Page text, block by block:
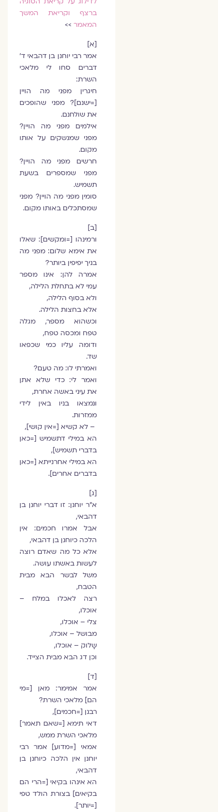
ברצף וקריאת המשך
המאמר>>
[א]
אמר רבי יוחנן בן דהבאי ד'
דברים סחו לי מלאכי
השרת:
חיגרין מפני מה הויין
[=ישנם]? מפני שהופכים
את שולחנם.
אילמים מפני מה הויין?
מפני שמנשקים על אותו
מקום.
חרשים מפני מה הויין?
מפני שמספרים בשעת
תשמיש.
סומין מפני מה הויין? מפני
שמסתכלים באותו מקום.
[ב]
ורמינהו [=ומקשים]: שאלו
את אימא שלום: מפני מה
בניך יפיפין ביותר?
אמרה להן: אינו מספר
עמי לא בתחלת הלילה,
ולא בסוף הלילה,
אלא בחצות הלילה.
וכשהוא מספר, מגלה
טפח ומכסה טפח,
ודומה עליו כמי שכפאו
שד.
ואמרתי לו: מה טעם?
ואמר לי: כדי שלא אתן
את עיני באשה אחרת,
ונמצאו בניו באין לידי
ממזרות.
– לא קשיא [=אין קושי],
הא במילי דתשמיש [=כאן
בדברי תשמיש],
הא במילי אחרנייתא [=כאן
בדברים אחרים].
[ג]
א"ר יוחנן: זו דברי יוחנן בן
דהבאי,
אבל אמרו חכמים: אין
הלכה כיוחנן בן דהבאי,
אלא כל מה שאדם רוצה
לעשות באשתו עושה.
משל לבשר הבא מבית
הטבח,
רצה לאכלו במלח –
אוכלו,
צלי – אוכלו,
מבושל – אוכלו,
שָלוק – אוכלו,
וכן דג הבא מבית הצייד.
[ד]
אמר אמימר: מאן [=מי
הם] מלאכי השרת?
רבנן [=חכמים],
דאי תימא [=שאם תאמר]
מלאכי השרת ממש,
אמאי [=מדוע] אמר רבי
יוחנן אין הלכה כיוחנן בן
דהבאי,
הא אינהו בקיאי [=הרי הם
בקיאים] בצורת הולד טפי
[=יותר].